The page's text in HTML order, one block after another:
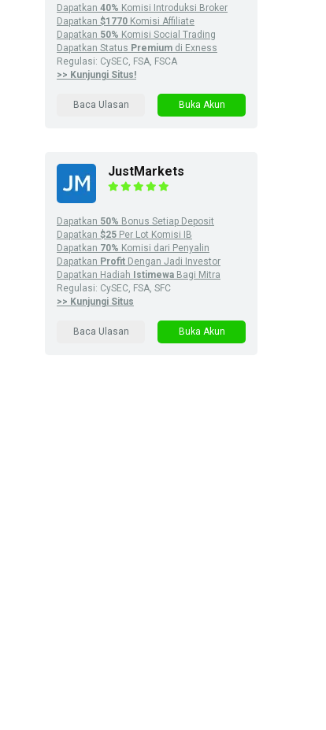
Dapatkan 40% Komisi Introduksi Broker
Dapatkan $1770 Komisi Affiliate
Dapatkan 50% Komisi Social Trading
Dapatkan Status Premium di Exness
Regulasi: CySEC, FSA, FSCA
>> Kunjungi Situs!
Baca Ulasan Buka Akun
JustMarkets
Dapatkan 50% Bonus Setiap Deposit
Dapatkan $25 Per Lot Komisi IB
Dapatkan 70% Komisi dari Penyalin
Dapatkan Profit Dengan Jadi Investor
Dapatkan Hadiah Istimewa Bagi Mitra
Regulasi: CySEC, FSA, SFC
>> Kunjungi Situs
Baca Ulasan Buka Akun